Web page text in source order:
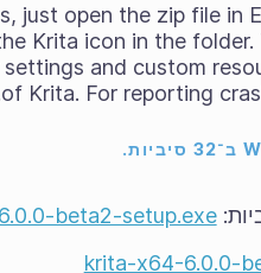
, just open the zip file in
Krita icon in the
and custom
of Krita. For reporting
beta2-setup.exe
krita-x64-6.0.0-